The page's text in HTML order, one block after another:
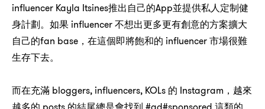
influencer Kayla Itsines推出自己的App並提供私人定制健
身計劃。如果 influencer 不想出更多更有創意的方案擴大
自己的fan base， 在這個即將飽和的 influencer 市場很難
生存下去。
而在充滿 bloggers, influencers, KOLs 的 Instagram， 越來
越多的
的結尾總是會找到 這類的